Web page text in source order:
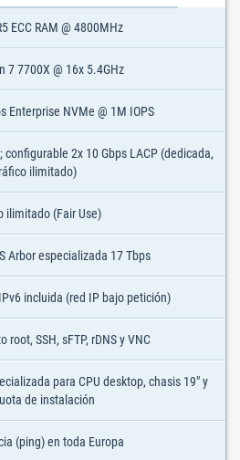
ECC RAM @ 4800MHz
7 7700X @ 16x 5.4GHz
Enterprise NVMe @ 1M IOPS
configurable 2x 10 Gbps LACP (dedicada,
ilimitado)
ilimitado (Fair Use)
Arbor especializada 17 Tbps
incluida (red IP bajo petición)
root, SSH, sFTP, rDNS y VNC
para CPU desktop, chasis 19" y
de instalación
(ping) en toda Europa